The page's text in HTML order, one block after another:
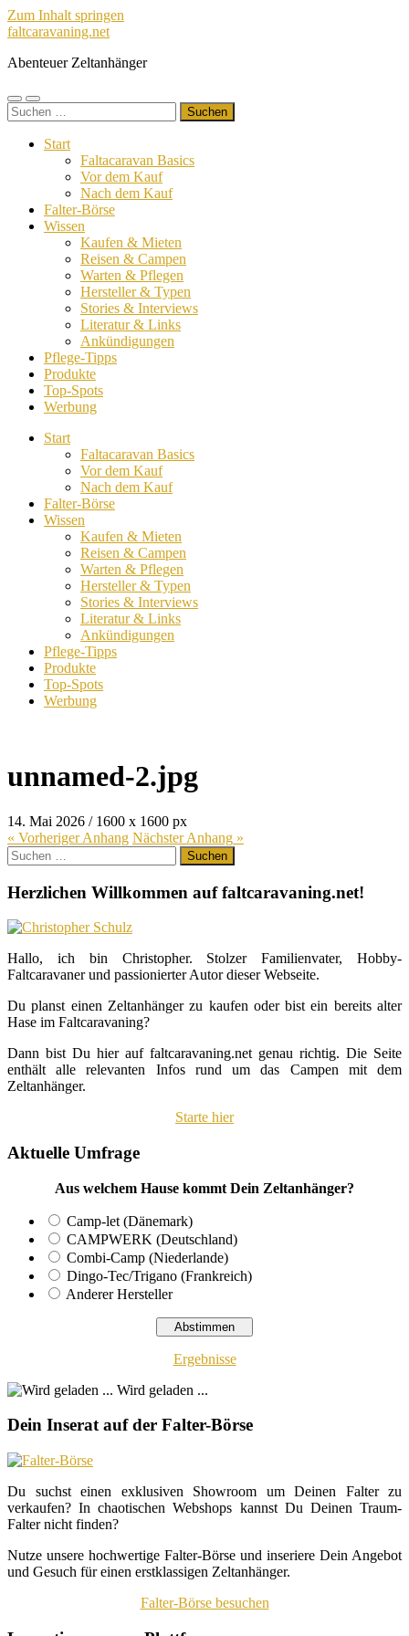
Zum Inhalt springen
faltcaravaning.net
Abenteuer Zeltanhänger
Mobile-
Menü
Suchfeld
ein-/ausblenden
Suchen
nach:
Start
Faltacaravan Basics
Vor dem Kauf
Nach dem Kauf
Falter-Börse
Wissen
Kaufen & Mieten
Reisen & Campen
Warten & Pflegen
Hersteller & Typen
Stories & Interviews
Literatur & Links
Ankündigungen
Pflege-Tipps
Produkte
Top-Spots
Werbung
Start
Faltacaravan Basics
Vor dem Kauf
Nach dem Kauf
Falter-Börse
Wissen
Kaufen & Mieten
Reisen & Campen
Warten & Pflegen
Hersteller & Typen
Stories & Interviews
Literatur & Links
Ankündigungen
Pflege-Tipps
Produkte
Top-Spots
Werbung
unnamed-2.jpg
14. Mai 2026 / 1600 x 1600 px
« VorherigerAnhang NächsterAnhang »
Suchen
nach:
Herzlichen Willkommen auf faltcaravaning.net!
Hallo, ich bin Christopher. Stolzer Familienvater, Hobby-
Faltcaravaner und passionierter Autor dieser Webseite.
Du planst einen Zeltanhänger zu kaufen oder bist ein bereits alter
Hase im Faltcaravaning?
Dann bist Du hier auf faltcaravaning.net genau richtig. Die Seite
enthält alle relevanten Infos rund um das Campen mit dem
Zeltanhänger.
Starte hier
Aktuelle Umfrage
Aus welchem Hause kommt Dein Zeltanhänger?
Camp-let (Dänemark)
CAMPWERK (Deutschland)
Combi-Camp (Niederlande)
Dingo-Tec/Trigano (Frankreich)
Anderer Hersteller
Ergebnisse
Wird geladen ...
Dein Inserat auf der Falter-Börse
Du suchst einen exklusiven Showroom um Deinen Falter zu
verkaufen? In chaotischen Webshops kannst Du Deinen Traum-
Falter nicht finden?
Nutze unsere hochwertige Falter-Börse und inseriere Dein Angebot
und Gesuch für einen erstklassigen Zeltanhänger.
Falter-Börse besuchen